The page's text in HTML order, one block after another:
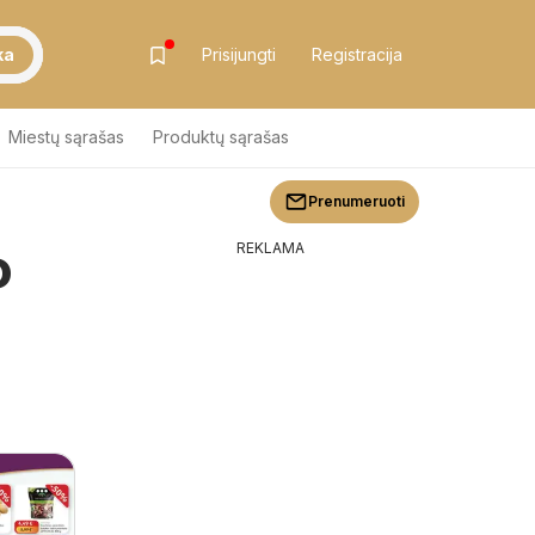
Prisijungti Registracija
Miestų sąrašas Produktų sąrašas
Prenumeruoti
REKLAMA